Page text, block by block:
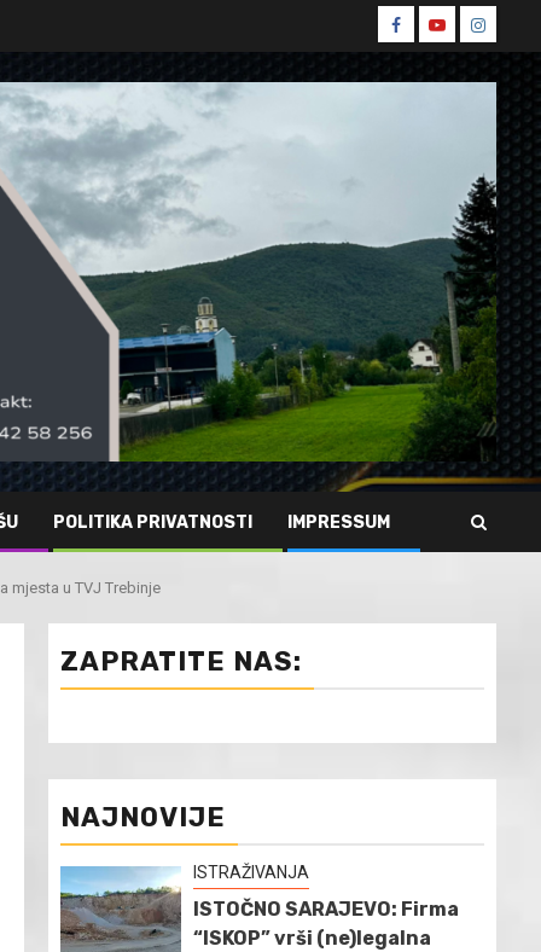
Spin
Facebook
Spin
Youtube
Spin
POLITIKA PRIVATNOSTI IMPRESSUM
mjesta u TVJ Trebinje
ZAPRATITE NAS:
NAJNOVIJE
ISTRAŽIVANJA
ISTOČNO SARAJEVO: Firma
“ISKOP” vrši (ne)legalna